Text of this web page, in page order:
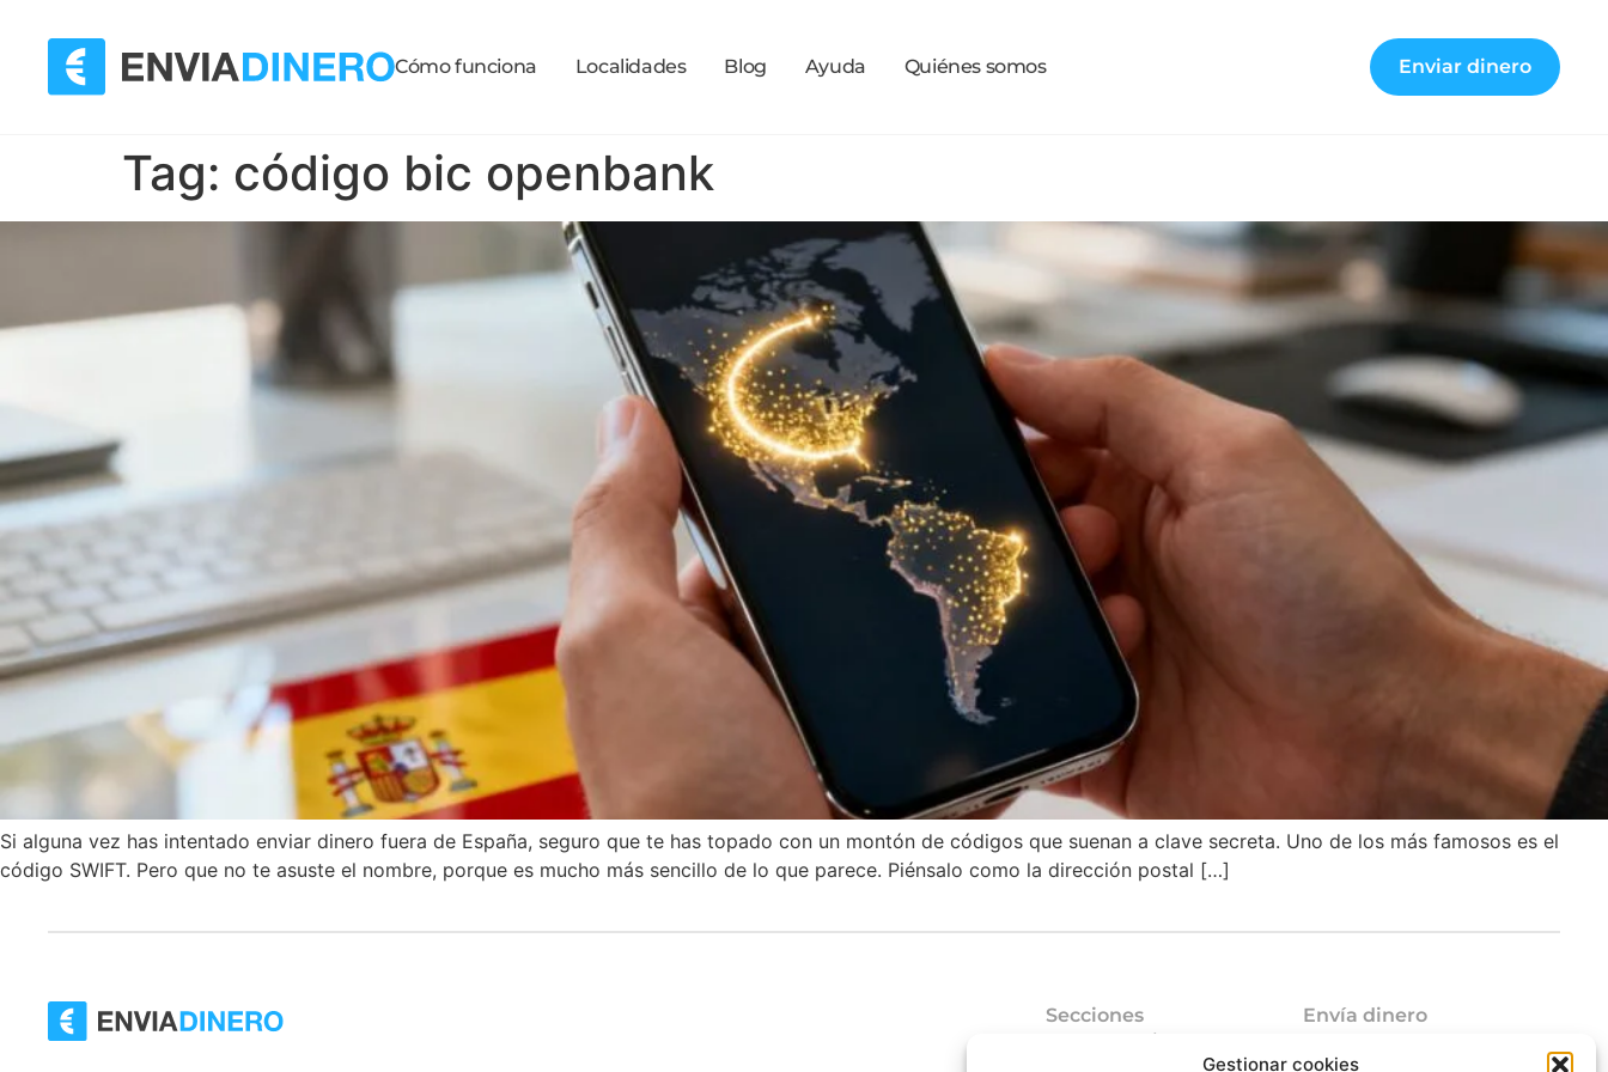
Gestionar cookies
Cómo funciona Localidades Blog Ayuda Quiénes somos Enviar dinero
Tag: código bic openbank
Si alguna vez has intentado enviar dinero fuera de España, seguro que te has topado con un montón de códigos que suenan a clave secreta. Uno de los más famosos es el
código SWIFT. Pero que no te asuste el nombre, porque es mucho más sencillo de lo que parece. Piénsalo como la dirección postal […]
Secciones
Envía dinero